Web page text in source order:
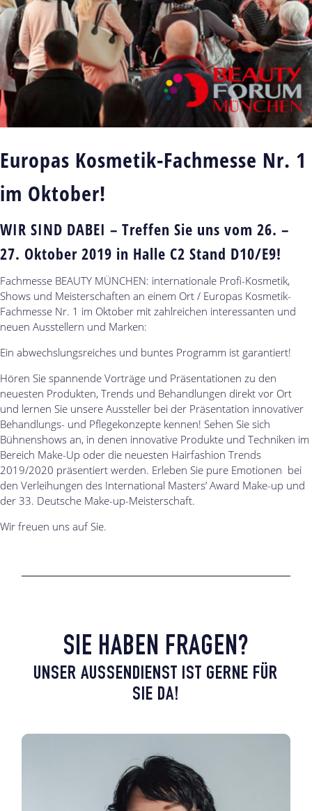
Europas Kosmetik-Fachmesse Nr. 1
im Oktober!
WIR SIND DABEI – Treffen Sie uns vom 26. –
27. Oktober 2019 in Halle C2 Stand D10/E9!
Fachmesse BEAUTY MÜNCHEN: internationale Profi-Kosmetik,
Shows und Meisterschaften an einem Ort / Europas Kosmetik-
Fachmesse Nr. 1 im Oktober mit zahlreichen interessanten und
neuen Ausstellern und Marken:
Ein abwechslungsreiches und buntes Programm ist garantiert!
Hören Sie spannende Vorträge und Präsentationen zu den
neuesten Produkten, Trends und Behandlungen direkt vor Ort
und lernen Sie unsere Aussteller bei der Präsentation innovativer
Behandlungs- und Pflegekonzepte kennen! Sehen Sie sich
Bühnenshows an, in denen innovative Produkte und Techniken im
Bereich Make-Up oder die neuesten Hairfashion Trends
2019/2020 präsentiert werden. Erleben Sie pure Emotionen bei
den Verleihungen des International Masters’ Award Make-up und
der 33. Deutsche Make-up-Meisterschaft.
Wir freuen uns auf Sie.
SIE HABEN FRAGEN?
UNSER AUSSENDIENST IST GERNE FÜR S
IE DA!